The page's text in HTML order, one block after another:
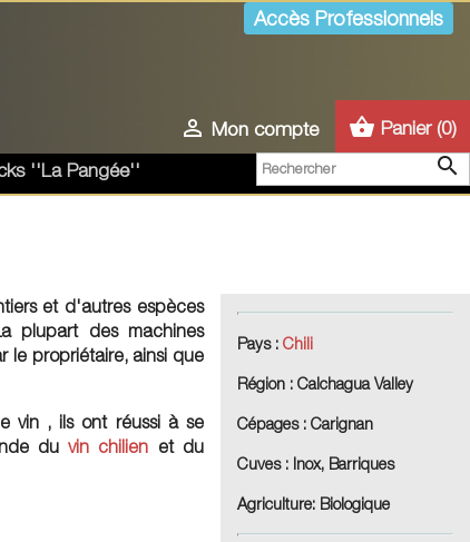
Accès Professionnels
 Mon compte shopping_basket Panier (0)

''La Pangée''
et d'autres espèces
plupart des machines
le propriétaire, ainsi que
vin , ils ont réussi à se
duvin chilien et du
Pays : Chili
Région : Calchagua Valley
Cépages : Carignan
Cuves : Inox, Barriques
Agriculture: Biologique